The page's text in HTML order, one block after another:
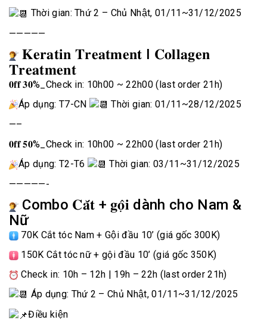
Thời gian: Thứ 2 – Chủ Nhật, 01/11~31/12/2025
—————
𝐊𝐞𝐫𝐚𝐭𝐢𝐧 𝐓𝐫𝐞𝐚𝐭𝐦𝐞𝐧𝐭 I 𝐂𝐨𝐥𝐥𝐚𝐠𝐞𝐧
𝐓𝐫𝐞𝐚𝐭𝐦𝐞𝐧𝐭
𝟎𝐟𝐟 𝟑𝟎%_Check in: 10h00 ~ 22h00 (last order 21h)
Áp dụng: T7-CN
Thời gian: 01/11~28/12/2025
—–
𝟎𝐟𝐟 𝟓𝟎%_Check in: 10h00 ~ 22h00 (last order 21h)
Áp dụng: T2-T6
Thời gian: 03/11~31/12/2025
—————-
Combo 𝐂𝐚̆́𝐭 + 𝐠𝐨̣̂𝐢 dành cho Nam &
Nữ
70K Cắt tóc Nam + Gội đầu 10’ (giá gốc 300K)
150K Cắt tóc nữ + gội đầu 10’ (giá gốc 350K)
Check in: 10h – 12h | 19h – 22h (last order 21h)
Áp dụng: Thứ 2 – Chủ Nhật, 01/11~31/12/2025
Điều kiện